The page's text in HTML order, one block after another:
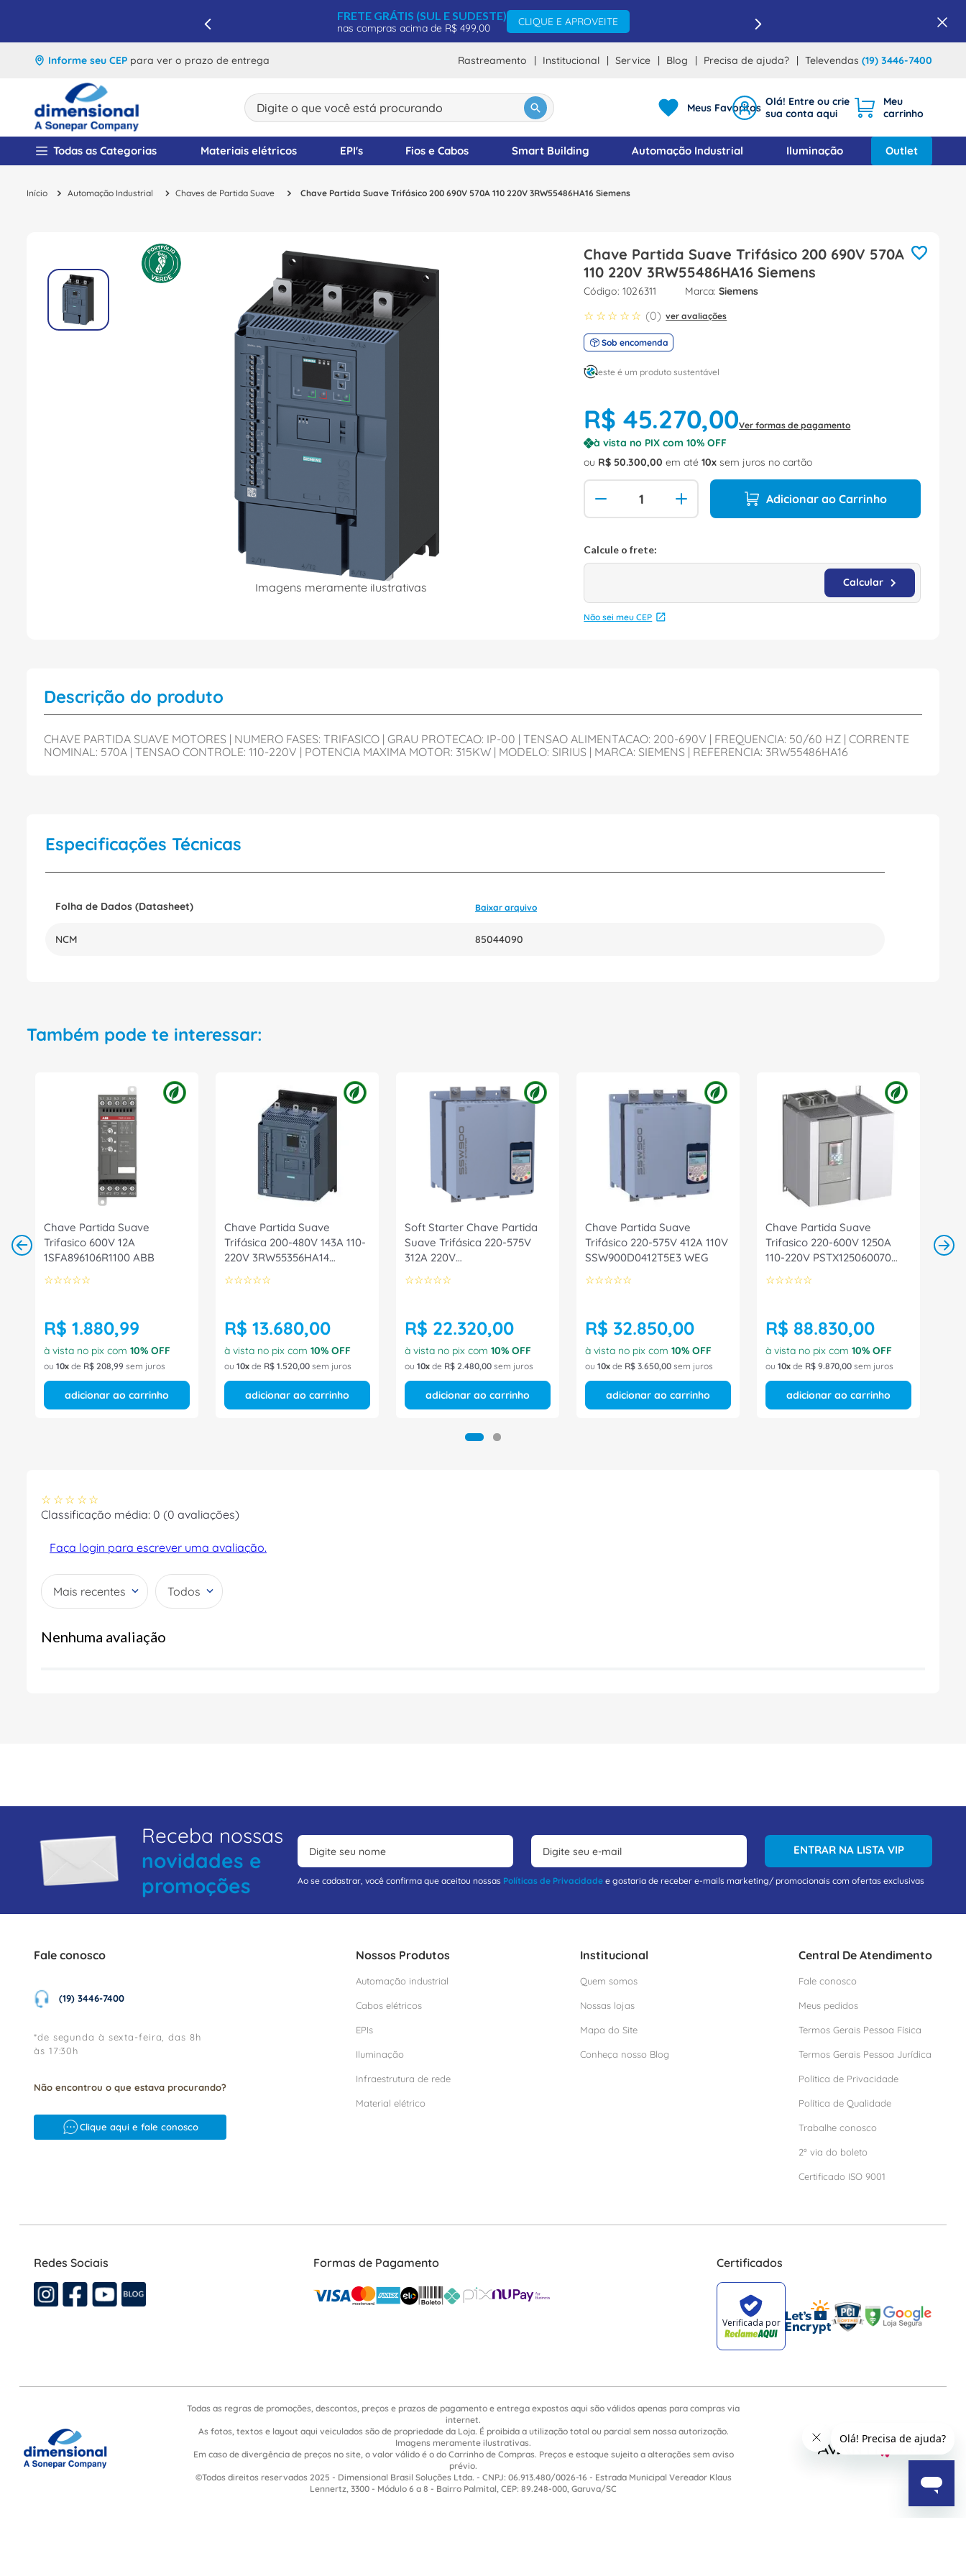
FRETE GRÁTIS (SUL E SUDESTE)
nas compras acima de R$ 499,00
CLIQUE E APROVEITE
Informe seu CEP para ver o prazo de entrega Rastreamento Institucional Service Blog Precisa de ajuda? Televendas (19) 3446-7400
Digite o que você está procurando
Meus Favoritos
Todas as Categorias Materiais elétricos EPI's Fios e Cabos Smart Building Automação Industrial Iluminação Outlet
Automação Industrial Chaves de Partida Suave Chave Partida Suave Trifásico 200 690V 570A 110 220V 3RW55486HA16 Siemens
Imagens meramente ilustrativas
Chave Partida Suave Trifásico 200 690V 570A
110 220V 3RW55486HA16 Siemens
: 1026311 Siemens
☆ ☆ ☆ ☆ ☆ (0) ver avaliações
Sob encomenda
este é um produto sustentável
R$ 45.270,00Ver formas de pagamento
à vista no PIX com10% OFF
ou R$ 50.300,00 em até10 sem juros no cartão
Adicionar ao Carrinho
Não sei meu CEP
Descrição do produto
CHAVE PARTIDA SUAVE MOTORES | NUMERO FASES: TRIFASICO | GRAU PROTECAO: IP-00 | TENSAO ALIMENTACAO: 200-690V | FREQUENCIA: 50/60 HZ | CORRENTE
NOMINAL: 570A | TENSAO CONTROLE: 110-220V | POTENCIA MAXIMA MOTOR: 315KW | MODELO: SIRIUS | MARCA: SIEMENS | REFERENCIA: 3RW55486HA16
Especificações Técnicas
Folha de Dados (Datasheet) Baixar arquivo
NCM 85044090
Também pode te interessar:
Chave Partida Suave
Trifasico 600V 12A
1SFA896106R1100 ABB
☆☆☆☆☆
R$ 1.880,99
à vista no pix com 10% OFF
ou 10 de R$ 208,99 sem juros
adicionar ao carrinho
Chave Partida Suave
Trifásica 200-480V 143A 110-
220V 3RW55356HA14
Siemens
☆☆☆☆☆
R$ 13.680,00
à vista no pix com 10% OFF
ou 10 de R$ 1.520,00 sem juros
adicionar ao carrinho
Soft Starter Chave Partida
Suave Trifásica 220-575V
312A 220V
SSW900D0312T5E4 WEG
☆☆☆☆☆
R$ 22.320,00
à vista no pix com 10% OFF
ou 10 de R$ 2.480,00 sem juros
adicionar ao carrinho
Chave Partida Suave
Trifásico 220-575V 412A 110V
SSW900D0412T5E3 WEG
☆☆☆☆☆
R$ 32.850,00
à vista no pix com 10% OFF
ou 10 de R$ 3.650,00 sem juros
adicionar ao carrinho
Chave Partida Suave
Trifasico 220-600V 1250A
110-220V PSTX125060070
ABB
☆☆☆☆☆
R$ 88.830,00
à vista no pix com 10% OFF
ou 10 de R$ 9.870,00 sem juros
adicionar ao carrinho
☆ ☆ ☆ ☆ ☆
Classificação média: 0 (0 avaliações)
Faça login para escrever uma avaliação.
Mais recentes Todos
Nenhuma avaliação
Receba nossas
novidades e
promoções
ENTRAR NA LISTA VIP
Ao se cadastrar, você confirma que aceitou nossas Políticas de Privacidade e gostaria de receber e-mails marketing/ promocionais com ofertas exclusivas
Fale conosco
(19) 3446-7400
*de segunda à sexta-feira, das 8h
às 17:30h
Não encontrou o que estava procurando?
Clique aqui e fale conosco
Nossos Produtos
Automação industrial
Cabos elétricos
EPIs
Iluminação
Infraestrutura de rede
Material elétrico
Institucional
Quem somos
Nossas lojas
Mapa do Site
Conheça nosso Blog
Central De Atendimento
Fale conosco
Meus pedidos
Termos Gerais Pessoa Física
Termos Gerais Pessoa Jurídica
Política de Privacidade
Política de Qualidade
Trabalhe conosco
2º via do boleto
Certificado ISO 9001
Redes Sociais Formas de Pagamento Certificados
Todas as regras de promoções, descontos, preços e prazos de pagamento e entrega expostos aqui são válidos apenas para compras via
internet.
As fotos, textos e layout aqui veiculados são de propriedade da Loja. É proibida a utilização total ou parcial sem nossa autorização.
Imagens meramente ilustrativas.
Em caso de divergência de preços no site, o valor válido é o do Carrinho de Compras. Preços e estoque sujeito a alterações sem aviso
prévio.
©Todos direitos reservados 2025 - Dimensional Brasil Soluções Ltda. - CNPJ: 06.913.480/0026-16 - Estrada Municipal Vereador Klaus
Lennertz, 3300 - Módulo 6 a 8 - Bairro Palmital, CEP: 89.248-000, Garuva/SC
1º disjuntor
2º cabo flexivel
barramento
dps
fita isolante
caixa passagem
disjuntor motor